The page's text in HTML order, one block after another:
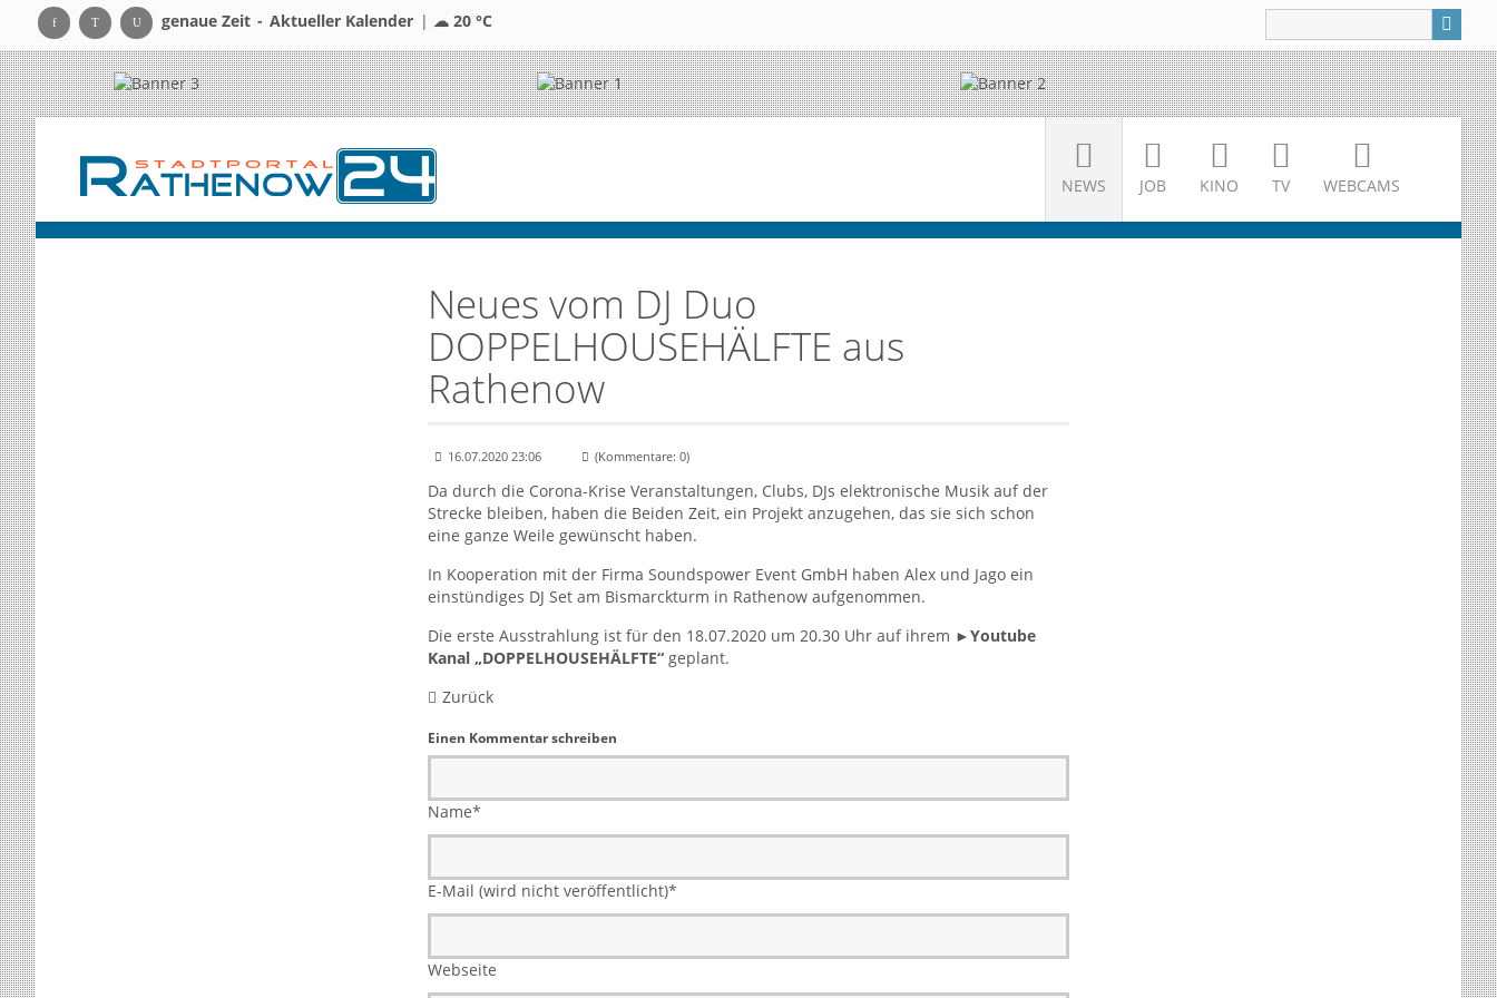
genaue Zeit - Aktueller Kalender | ☁ 20 °C
NEWS JOB KINO TV WEBCAMS
Neues vom DJ Duo
DOPPELHOUSEHÄLFTE aus
Rathenow
16.07.2020 23:06 (Kommentare: 0)
Da durch die Corona-Krise Veranstaltungen, Clubs, DJs elektronische Musik auf der
Strecke bleiben, haben die Beiden Zeit, ein Projekt anzugehen, das sie sich schon
eine ganze Weile gewünscht haben.
In Kooperation mit der Firma Soundspower Event GmbH haben Alex und Jago ein
einstündiges DJ Set am Bismarckturm in Rathenow aufgenommen.
Die erste Ausstrahlung ist für den 18.07.2020 um 20.30 Uhr auf ihrem ►Youtube
Kanal „DOPPELHOUSEHÄLFTE“ geplant.
Zurück
Einen Kommentar schreiben
Name*
E-Mail (wird nicht veröffentlicht)*
Webseite